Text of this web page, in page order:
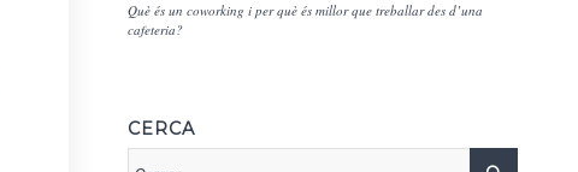
Què és un coworking i per què és millor que treballar des d’una
cafeteria?
CERCA